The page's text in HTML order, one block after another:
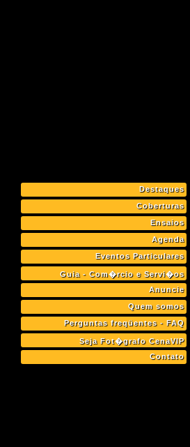
Destaques
Coberturas
Ensaios
Agenda
Eventos Particulares
Guia - Com�rcio e Servi�os
Anuncie
Quem somos
Perguntas freqüentes - FAQ
Seja Fot�grafo CenaVIP
Contato